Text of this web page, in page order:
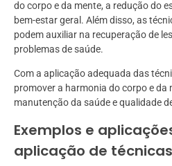
do corpo e da mente, a redução do
bem-estar geral. Além disso, as
podem auxiliar na recuperação de
problemas de saúde.
Com a aplicação adequada das
promover a harmonia do corpo e da
manutenção da saúde e qualidade
Exemplos e
aplicação de técnicas